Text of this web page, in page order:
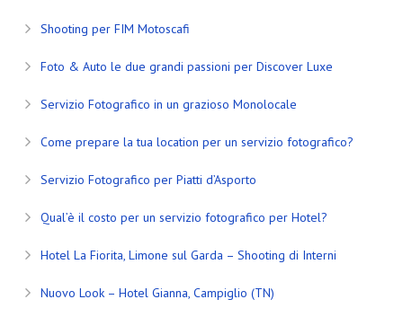
Shooting per FIM Motoscafi
Foto & Auto le due grandi passioni per Discover Luxe
Servizio Fotografico in un grazioso Monolocale
Come prepare la tua location per un servizio fotografico?
Servizio Fotografico per Piatti d’Asporto
Qual’è il costo per un servizio fotografico per Hotel?
Hotel La Fiorita, Limone sul Garda – Shooting di Interni
Nuovo Look – Hotel Gianna, Campiglio (TN)